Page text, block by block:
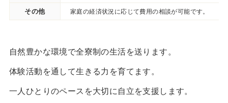
その他 家庭の経済状況に応じて費用の相談が可能です。
自然豊かな環境で全寮制の生活を送ります。
体験活動を通して生きる力を育てます。
一人ひとりのペースを大切に自立を支援します。